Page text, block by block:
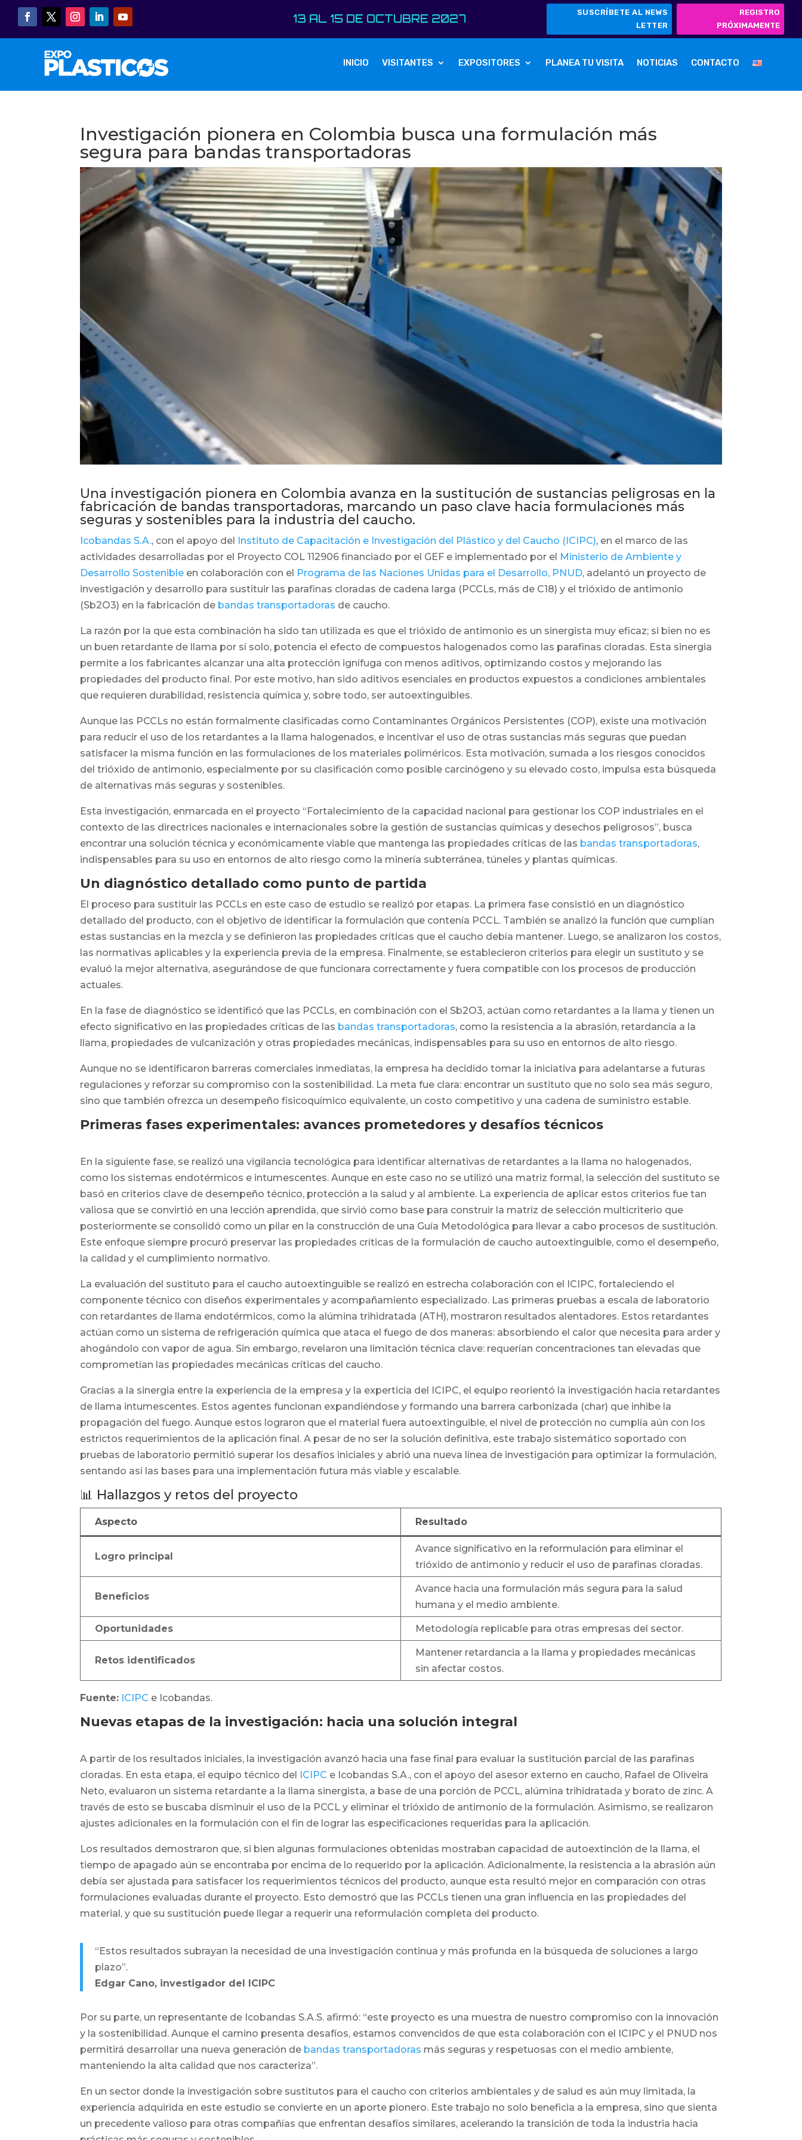
13 AL 15 DE OCTUBRE 2027
SUSCRÍBETE AL NEWS
LETTER
REGISTRO
PRÓXIMAMENTE
INICIO VISITANTES EXPOSITORES PLANEA TU VISITA NOTICIAS CONTACTO
Investigación pionera en Colombia busca una formulación más
segura para bandas transportadoras
Una investigación pionera en Colombia avanza en la sustitución de sustancias peligrosas en la
fabricación de bandas transportadoras, marcando un paso clave hacia formulaciones más
seguras y sostenibles para la industria del caucho.
Icobandas S.A., con el apoyo del Instituto de Capacitación e Investigación del Plástico y del Caucho (ICIPC), en el marco de las
actividades desarrolladas por el Proyecto COL 112906 financiado por el GEF e implementado por el Ministerio de Ambiente y
Desarrollo Sostenible en colaboración con el Programa de las Naciones Unidas para el Desarrollo, PNUD, adelantó un proyecto de
investigación y desarrollo para sustituir las parafinas cloradas de cadena larga (PCCLs, más de C18) y el trióxido de antimonio
(Sb2O3) en la fabricación de bandas transportadoras de caucho.
La razón por la que esta combinación ha sido tan utilizada es que el trióxido de antimonio es un sinergista muy eficaz; si bien no es
un buen retardante de llama por sí solo, potencia el efecto de compuestos halogenados como las parafinas cloradas. Esta sinergia
permite a los fabricantes alcanzar una alta protección ignífuga con menos aditivos, optimizando costos y mejorando las
propiedades del producto final. Por este motivo, han sido aditivos esenciales en productos expuestos a condiciones ambientales
que requieren durabilidad, resistencia química y, sobre todo, ser autoextinguibles.
Aunque las PCCLs no están formalmente clasificadas como Contaminantes Orgánicos Persistentes (COP), existe una motivación
para reducir el uso de los retardantes a la llama halogenados, e incentivar el uso de otras sustancias más seguras que puedan
satisfacer la misma función en las formulaciones de los materiales poliméricos. Esta motivación, sumada a los riesgos conocidos
del trióxido de antimonio, especialmente por su clasificación como posible carcinógeno y su elevado costo, impulsa esta búsqueda
de alternativas más seguras y sostenibles.
Esta investigación, enmarcada en el proyecto “Fortalecimiento de la capacidad nacional para gestionar los COP industriales en el
contexto de las directrices nacionales e internacionales sobre la gestión de sustancias químicas y desechos peligrosos”, busca
encontrar una solución técnica y económicamente viable que mantenga las propiedades críticas de las bandas transportadoras,
indispensables para su uso en entornos de alto riesgo como la minería subterránea, túneles y plantas químicas.
Un diagnóstico detallado como punto de partida
El proceso para sustituir las PCCLs en este caso de estudio se realizó por etapas. La primera fase consistió en un diagnóstico
detallado del producto, con el objetivo de identificar la formulación que contenía PCCL. También se analizó la función que cumplían
estas sustancias en la mezcla y se definieron las propiedades críticas que el caucho debía mantener. Luego, se analizaron los costos,
las normativas aplicables y la experiencia previa de la empresa. Finalmente, se establecieron criterios para elegir un sustituto y se
evaluó la mejor alternativa, asegurándose de que funcionara correctamente y fuera compatible con los procesos de producción
actuales.
En la fase de diagnóstico se identificó que las PCCLs, en combinación con el Sb2O3, actúan como retardantes a la llama y tienen un
efecto significativo en las propiedades críticas de las bandas transportadoras, como la resistencia a la abrasión, retardancia a la
llama, propiedades de vulcanización y otras propiedades mecánicas, indispensables para su uso en entornos de alto riesgo.
Aunque no se identificaron barreras comerciales inmediatas, la empresa ha decidido tomar la iniciativa para adelantarse a futuras
regulaciones y reforzar su compromiso con la sostenibilidad. La meta fue clara: encontrar un sustituto que no solo sea más seguro,
sino que también ofrezca un desempeño fisicoquímico equivalente, un costo competitivo y una cadena de suministro estable.
Primeras fases experimentales: avances prometedores y desafíos técnicos
En la siguiente fase, se realizó una vigilancia tecnológica para identificar alternativas de retardantes a la llama no halogenados,
como los sistemas endotérmicos e intumescentes. Aunque en este caso no se utilizó una matriz formal, la selección del sustituto se
basó en criterios clave de desempeño técnico, protección a la salud y al ambiente. La experiencia de aplicar estos criterios fue tan
valiosa que se convirtió en una lección aprendida, que sirvió como base para construir la matriz de selección multicriterio que
posteriormente se consolidó como un pilar en la construcción de una Guía Metodológica para llevar a cabo procesos de sustitución.
Este enfoque siempre procuró preservar las propiedades críticas de la formulación de caucho autoextinguible, como el desempeño,
la calidad y el cumplimiento normativo.
La evaluación del sustituto para el caucho autoextinguible se realizó en estrecha colaboración con el ICIPC, fortaleciendo el
componente técnico con diseños experimentales y acompañamiento especializado. Las primeras pruebas a escala de laboratorio
con retardantes de llama endotérmicos, como la alúmina trihidratada (ATH), mostraron resultados alentadores. Estos retardantes
actúan como un sistema de refrigeración química que ataca el fuego de dos maneras: absorbiendo el calor que necesita para arder y
ahogándolo con vapor de agua. Sin embargo, revelaron una limitación técnica clave: requerían concentraciones tan elevadas que
comprometían las propiedades mecánicas críticas del caucho.
Gracias a la sinergia entre la experiencia de la empresa y la experticia del ICIPC, el equipo reorientó la investigación hacia retardantes
de llama intumescentes. Estos agentes funcionan expandiéndose y formando una barrera carbonizada (char) que inhibe la
propagación del fuego. Aunque estos lograron que el material fuera autoextinguible, el nivel de protección no cumplía aún con los
estrictos requerimientos de la aplicación final. A pesar de no ser la solución definitiva, este trabajo sistemático soportado con
pruebas de laboratorio permitió superar los desafíos iniciales y abrió una nueva línea de investigación para optimizar la formulación,
sentando así las bases para una implementación futura más viable y escalable.
📊 Hallazgos y retos del proyecto
Aspecto Resultado
Logro principal
Avance significativo en la reformulación para eliminar el
trióxido de antimonio y reducir el uso de parafinas cloradas.
Beneficios
Avance hacia una formulación más segura para la salud
humana y el medio ambiente.
Oportunidades Metodología replicable para otras empresas del sector.
Retos identificados
Mantener retardancia a la llama y propiedades mecánicas
sin afectar costos.
Fuente: ICIPC e Icobandas.
Nuevas etapas de la investigación: hacia una solución integral
A partir de los resultados iniciales, la investigación avanzó hacia una fase final para evaluar la sustitución parcial de las parafinas
cloradas. En esta etapa, el equipo técnico del ICIPC e Icobandas S.A., con el apoyo del asesor externo en caucho, Rafael de Oliveira
Neto, evaluaron un sistema retardante a la llama sinergista, a base de una porción de PCCL, alúmina trihidratada y borato de zinc. A
través de esto se buscaba disminuir el uso de la PCCL y eliminar el trióxido de antimonio de la formulación. Asimismo, se realizaron
ajustes adicionales en la formulación con el fin de lograr las especificaciones requeridas para la aplicación.
Los resultados demostraron que, si bien algunas formulaciones obtenidas mostraban capacidad de autoextinción de la llama, el
tiempo de apagado aún se encontraba por encima de lo requerido por la aplicación. Adicionalmente, la resistencia a la abrasión aún
debía ser ajustada para satisfacer los requerimientos técnicos del producto, aunque esta resultó mejor en comparación con otras
formulaciones evaluadas durante el proyecto. Esto demostró que las PCCLs tienen una gran influencia en las propiedades del
material, y que su sustitución puede llegar a requerir una reformulación completa del producto.
“Estos resultados subrayan la necesidad de una investigación continua y más profunda en la búsqueda de soluciones a largo
plazo”.
Edgar Cano, investigador del ICIPC
Por su parte, un representante de Icobandas S.A.S. afirmó: “este proyecto es una muestra de nuestro compromiso con la innovación
y la sostenibilidad. Aunque el camino presenta desafíos, estamos convencidos de que esta colaboración con el ICIPC y el PNUD nos
permitirá desarrollar una nueva generación de bandas transportadoras más seguras y respetuosas con el medio ambiente,
manteniendo la alta calidad que nos caracteriza”.
En un sector donde la investigación sobre sustitutos para el caucho con criterios ambientales y de salud es aún muy limitada, la
experiencia adquirida en este estudio se convierte en un aporte pionero. Este trabajo no solo beneficia a la empresa, sino que sienta
un precedente valioso para otras compañías que enfrentan desafíos similares, acelerando la transición de toda la industria hacia